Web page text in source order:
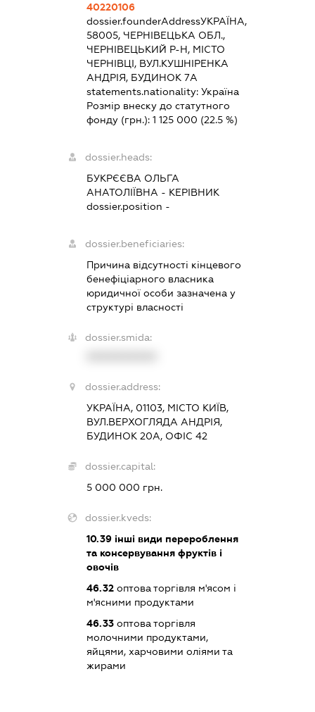
40220106
dossier.founderAddressУКРАЇНА,
58005, ЧЕРНІВЕЦЬКА ОБЛ.,
ЧЕРНІВЕЦЬКИЙ Р-Н, МІСТО
ЧЕРНІВЦІ, ВУЛ.КУШНІРЕНКА
АНДРІЯ, БУДИНОК 7А
statements.nationality:Україна
Розмір внеску до статутного
фонду (грн.):1 125 000 (22.5 %)
dossier.heads:
БУКРЄЄВА ОЛЬГА
АНАТОЛІЇВНА - КЕРІВНИК
dossier.position -
dossier.beneficiaries:
Причина відсутності кінцевого
бенефіціарного власника
юридичної особи зазначена у
структурі власності
dossier.smida:
dossier.address:
УКРАЇНА, 01103, МІСТО КИЇВ,
ВУЛ.ВЕРХОГЛЯДА АНДРІЯ,
БУДИНОК 20А, ОФІС 42
dossier.capital:
5 000 000 грн.
dossier.kveds:
10.39 інші види перероблення
та консервування фруктів і
овочів
46.32 оптова торгівля м'ясом і
м'ясними продуктами
46.33 оптова торгівля
молочними продуктами,
яйцями, харчовими оліями та
жирами